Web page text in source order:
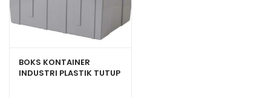
BOKS KONTAINER
INDUSTRI PLASTIK TUTUP